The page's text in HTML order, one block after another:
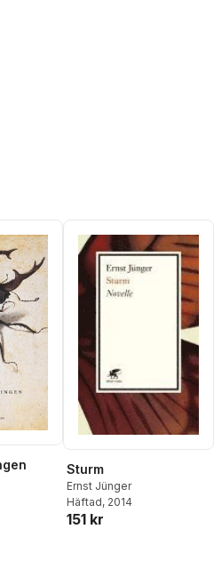
Totalt antal röster:
Sturm
Ernst Jünger
Häftad, 2014
151 kr